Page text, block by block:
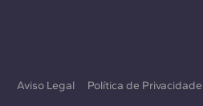
Aviso Legal Política de Privacidade